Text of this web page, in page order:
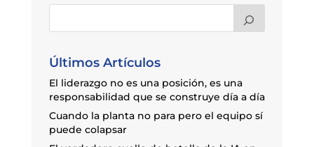
Últimos Artículos
El liderazgo no es una posición, es una
responsabilidad que se construye día a día
Cuando la planta no para pero el equipo sí
puede colapsar